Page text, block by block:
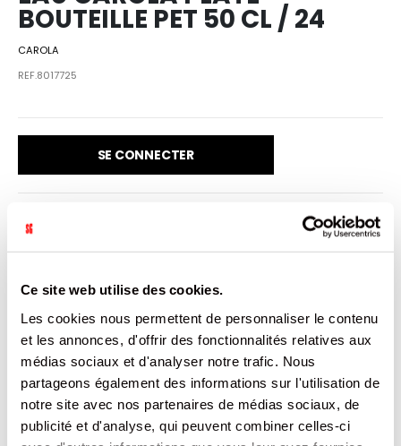
Ce site web utilise des cookies.
Les cookies nous permettent de personnaliser le contenu
et les annonces, d'offrir des fonctionnalités relatives aux
médias sociaux et d'analyser notre trafic. Nous
partageons également des informations sur l'utilisation de
notre site avec nos partenaires de médias sociaux, de
publicité et d'analyse, qui peuvent combiner celles-ci
BOUTEILLE PET 50 CL / 24
CAROLA
REF.8017725
SE CONNECTER
VENDU PAR: 24
Carola Bleue c’est une eau de source de qualité, idéale
pour s’hydrater et se ressourcer tout au long de la
journée. Elle convient également parfaitement pour
accompagner son repas.